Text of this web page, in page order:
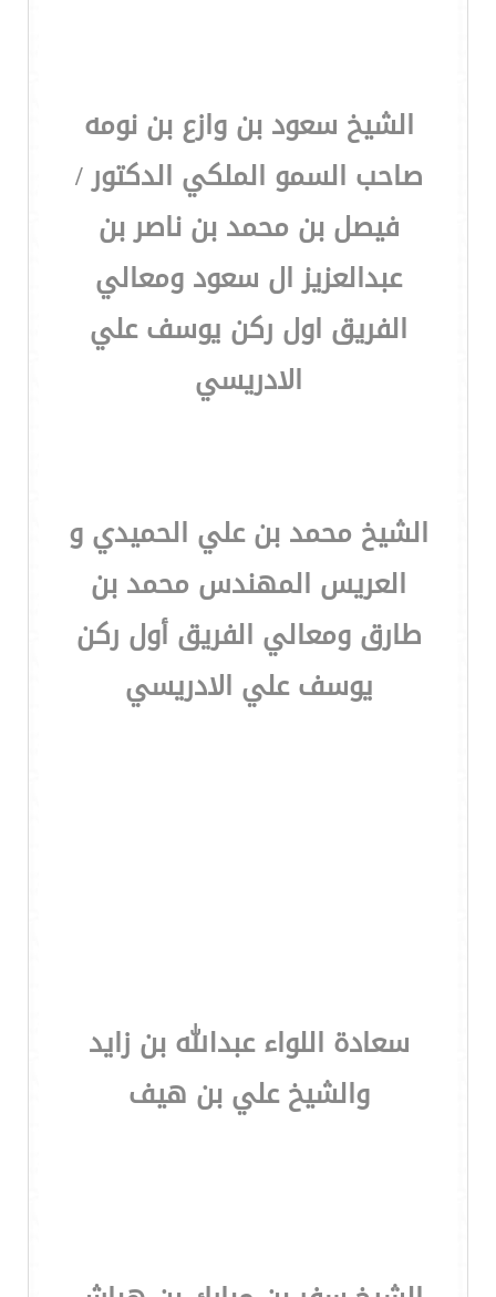
الشيخ سعود بن وازع بن نومه
صاحب السمو الملكي الدكتور /
فيصل بن محمد بن ناصر بن
عبدالعزيز ال سعود ومعالي
الفريق اول ركن يوسف علي
الادريسي
الشيخ محمد بن علي الحميدي و
العريس المهندس محمد بن
طارق ومعالي الفريق أول ركن
يوسف علي الادريسي
سعادة اللواء عبدالله بن زايد
والشيخ علي بن هيف